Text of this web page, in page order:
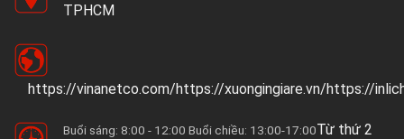
TPHCM
https://vinanetco.com/https://xuongingiare.vn/https://
Buổi sáng: 8:00 - 12:00 Buổi chiều: 13:00-17:00Từ thứ 2